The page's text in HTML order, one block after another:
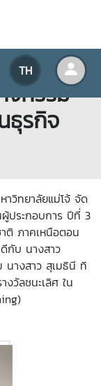
TH
สตร์ ที่
จกรรม
ธุรกิจ
วิทยาลัยแม่โจ้ จัด
ประกอบการ ปีที่ 3
ติ ภาคเหนือตอน
กับ นางสาว
างสาว สุเมธินี ทิ
วัลชนะเลิศ ใน